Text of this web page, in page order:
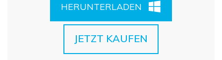
HERUNTERLADEN
JETZT KAUFEN